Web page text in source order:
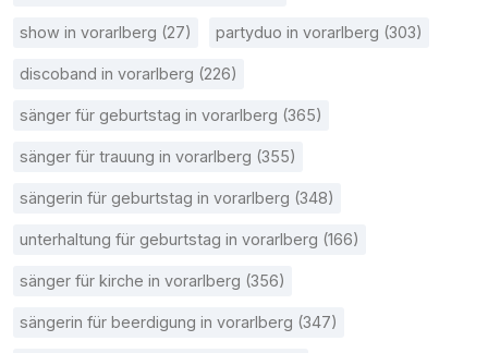
show in vorarlberg (27) partyduo in vorarlberg (303)
discoband in vorarlberg (226)
sänger für geburtstag in vorarlberg (365)
sänger für trauung in vorarlberg (355)
sängerin für geburtstag in vorarlberg (348)
unterhaltung für geburtstag in vorarlberg (166)
sänger für kirche in vorarlberg (356)
sängerin für beerdigung in vorarlberg (347)